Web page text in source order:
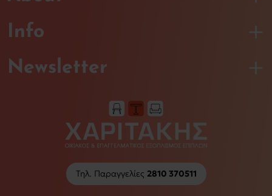
Info
Τηλ. Παραγγελίες 2810 370511
Newsletter